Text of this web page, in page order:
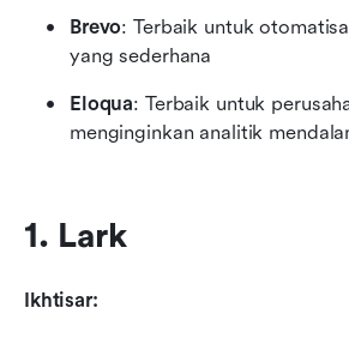
Brevo: Terbaik untuk
yang sederhana
Eloqua: Terbaik untuk
menginginkan analitik
1. Lark
Ikhtisar: